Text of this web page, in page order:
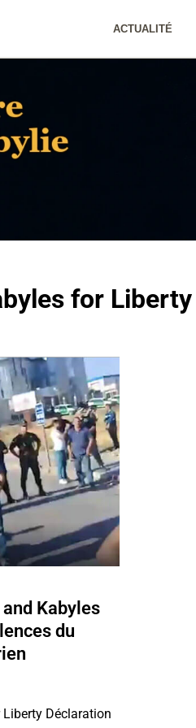
ACTUALITÉ
for Liberty
Kabyles
du
Déclaration